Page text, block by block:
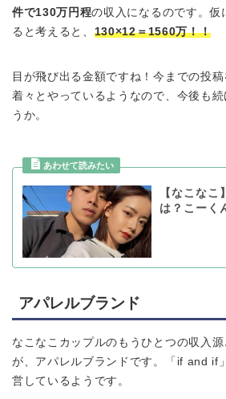
件で130万円程の収入になるのです。仮
ると考えると、 130×12＝1560万！！
目が飛び出る金額ですね！今までの投
着々とやっているようなので、今後も
うか。
【なこなこ
は？こーく
アパレルブランド
なこなこカップルのもうひとつの収入
が、アパレルブランドです。「if and if
営しているようです。